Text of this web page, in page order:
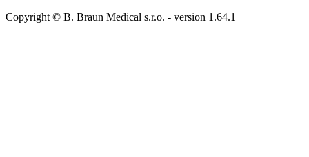
Copyright © B. Braun Medical s.r.o. - version 1.64.1